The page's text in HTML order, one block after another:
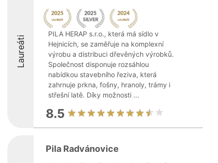
Laureáti
PILA HERAP s.r.o., která má sídlo v
Hejnicích, se zaměřuje na komplexní
výrobu a distribuci dřevěných výrobků.
Společnost disponuje rozsáhlou
nabídkou stavebního řeziva, která
zahrnuje prkna, fošny, hranoly, trámy i
střešní latě. Díky možnosti ...
8.5
Pila Radvánovice